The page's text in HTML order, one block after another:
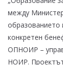
между
образованието
конкретен
ОПНОИР –
НОИР.